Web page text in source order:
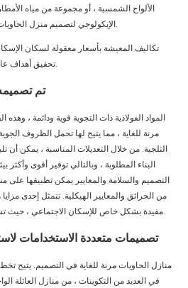
الألواح الشمسية ، أو مجموعة من مياه
الإيكولوجي لتصميم منزل الحاويات مع تقليل فواتير المنفعة للمقيمين.
تكاليف المعيشة بأسعار معقولة لسكان
تحقيق أهداف عالمية للتنمية المستدامة للمجتمعات.
تم
المواد الفولاذية ذات التجوية قوية ودائمة ،
مرنة للغاية ، مما يتيح لها تحمل الظروف
الثلجية. من خلال التعديلات المناسبة ، يمكن أن
البناء المطلوبة ، وبالتالي توفير أقوى
التصميم والسلامة والمعايير يمكن تطبيقها على
من الحرائق والمعايير الهيكلية. تتمثل إحدى
مفيدة بشكل خاص للإسكان الاجتماعي ، حيث تشكل المتانة والصيانة مخاوف كبيرة.
تصميمات متعددة الاستخدامات
منازل الحاويات مرنة للغاية في التصميم. يتيح
في العديد من التكوينات ، من منازل العائلة